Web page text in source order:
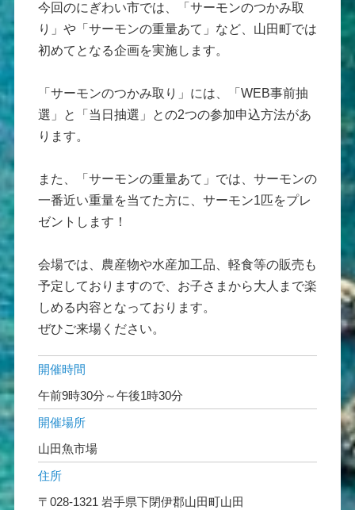
今回のにぎわい市では、「サーモンのつかみ取
り」や「サーモンの重量あて」など、山田町では
初めてとなる企画を実施します。
「サーモンのつかみ取り」には、「WEB事前抽
選」と「当日抽選」との2つの参加申込方法があ
ります。
また、「サーモンの重量あて」では、サーモンの
一番近い重量を当てた方に、サーモン1匹をプレ
ゼントします！
会場では、農産物や水産加工品、軽食等の販売も
予定しておりますので、お子さまから大人まで楽
しめる内容となっております。
ぜひご来場ください。
開催時間
午前9時30分～午後1時30分
開催場所
山田魚市場
住所
〒028-1321 岩手県下閉伊郡山田町山田